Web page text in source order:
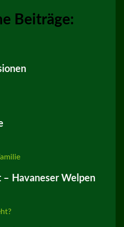
Beiträge:
– Havaneser Welpen